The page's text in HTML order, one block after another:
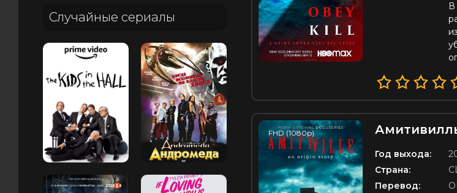
Случайные сериалы
В
FHD (1080p)
Год выхода:
Страна:
Перевод: